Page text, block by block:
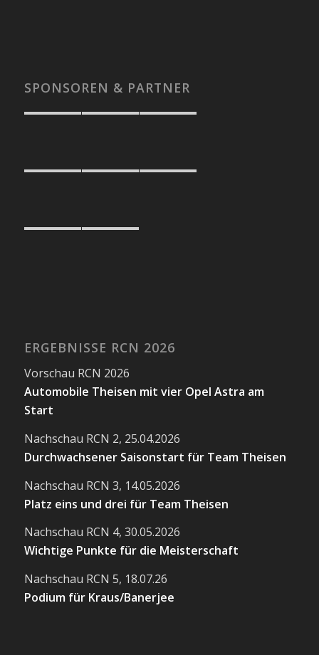
SPONSOREN & PARTNER
ERGEBNISSE RCN 2026
Vorschau RCN 2026
Automobile Theisen mit vier Opel Astra am
Start
Nachschau RCN 2, 25.04.2026
Durchwachsener Saisonstart für Team Theisen
Nachschau RCN 3, 14.05.2026
Platz eins und drei für Team Theisen
Nachschau RCN 4, 30.05.2026
Wichtige Punkte für die Meisterschaft
Nachschau RCN 5, 18.07.26
Podium für Kraus/Banerjee